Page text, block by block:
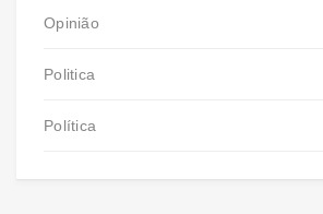
Opinião
Politica
Política